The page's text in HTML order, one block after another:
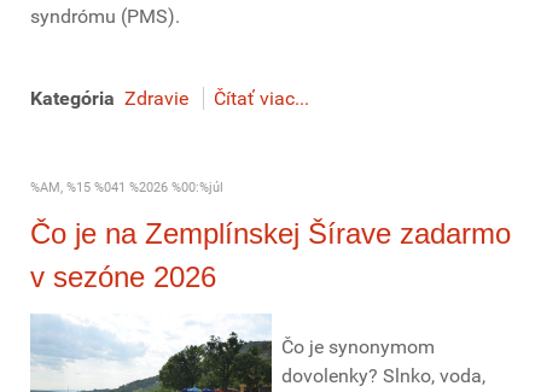
syndrómu (PMS).
Kategória Zdravie Čítať viac...
%AM, %15 %041 %2026 %00:%júl
Čo je na Zemplínskej Šírave zadarmo
v sezóne 2026
Čo je synonymom
dovolenky? Slnko, voda,